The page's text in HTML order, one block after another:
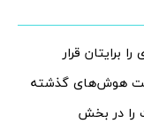
برایتان قرار
تست هوش‌های گذشته
را در بخش